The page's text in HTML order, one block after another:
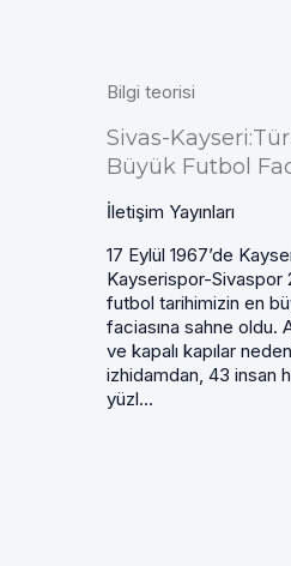
Bilgi teorisi
Sivas-
Büyük Futbol
İletişim Yayınları
17 Eylül 1967’de
Kayserispor-Sivaspor
futbol tarihimizin en
faciasına sahne oldu.
ve kapalı kapılar
izhidamdan, 43 insan
yüzl...